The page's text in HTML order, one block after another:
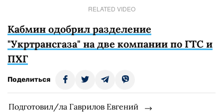
RELATED VIDEO
Кабмин одобрил разделение
"Укртрансгаза" на две компании по ГТС и
ПХГ
Поделиться
Подготовил/ла Гаврилов Евгений